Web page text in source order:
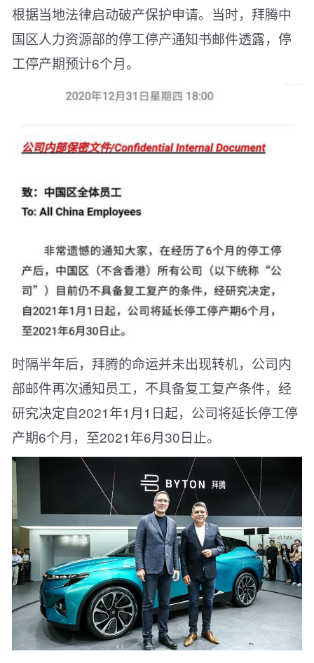
根据当地法律启动破产保护申请。当时，拜腾中
国区人力资源部的停工停产通知书邮件透露，停
工停产期预计6个月。
时隔半年后，拜腾的命运并未出现转机，公司内
部邮件再次通知员工，不具备复工复产条件，经
研究决定自2021年1月1日起，公司将延长停工停
产期6个月，至2021年6月30日止。